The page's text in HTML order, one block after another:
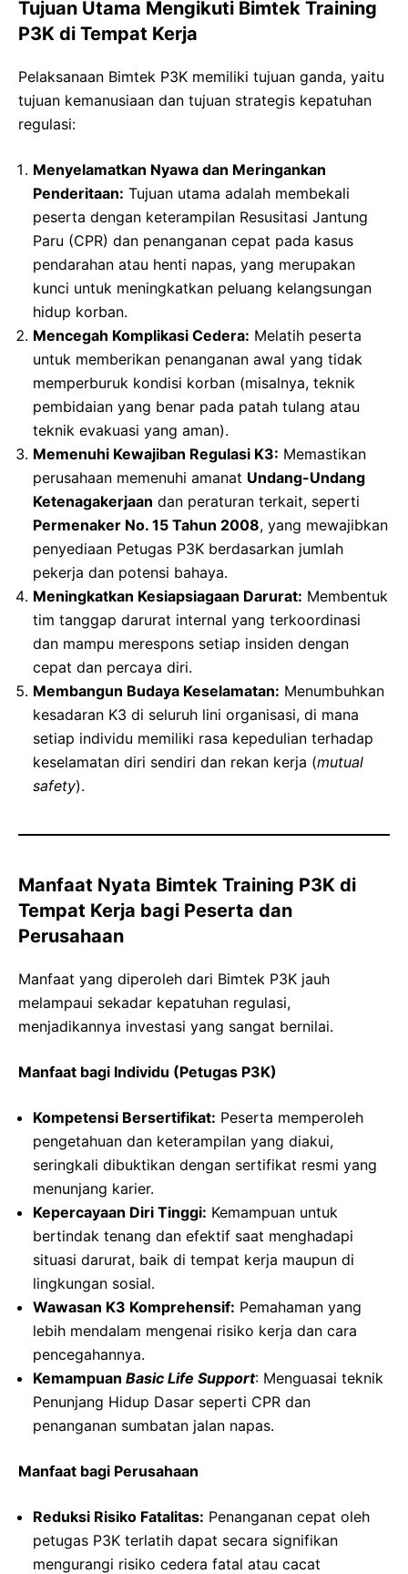
Tujuan Utama Mengikuti Bimtek Training
P3K di Tempat Kerja
Pelaksanaan Bimtek P3K memiliki tujuan ganda, yaitu
tujuan kemanusiaan dan tujuan strategis kepatuhan
regulasi:
Menyelamatkan Nyawa dan Meringankan
Penderitaan: Tujuan utama adalah membekali
peserta dengan keterampilan Resusitasi Jantung
Paru (CPR) dan penanganan cepat pada kasus
pendarahan atau henti napas, yang merupakan
kunci untuk meningkatkan peluang kelangsungan
hidup korban.
Mencegah Komplikasi Cedera: Melatih peserta
untuk memberikan penanganan awal yang tidak
memperburuk kondisi korban (misalnya, teknik
pembidaian yang benar pada patah tulang atau
teknik evakuasi yang aman).
Memenuhi Kewajiban Regulasi K3: Memastikan
perusahaan memenuhi amanat Undang-Undang
Ketenagakerjaan dan peraturan terkait, seperti
Permenaker No. 15 Tahun 2008, yang mewajibkan
penyediaan Petugas P3K berdasarkan jumlah
pekerja dan potensi bahaya.
Meningkatkan Kesiapsiagaan Darurat: Membentuk
tim tanggap darurat internal yang terkoordinasi
dan mampu merespons setiap insiden dengan
cepat dan percaya diri.
Membangun Budaya Keselamatan: Menumbuhkan
kesadaran K3 di seluruh lini organisasi, di mana
setiap individu memiliki rasa kepedulian terhadap
keselamatan diri sendiri dan rekan kerja (mutual
safety).
Manfaat Nyata Bimtek Training P3K di
Tempat Kerja bagi Peserta dan
Perusahaan
Manfaat yang diperoleh dari Bimtek P3K jauh
melampaui sekadar kepatuhan regulasi,
menjadikannya investasi yang sangat bernilai.
Manfaat bagi Individu (Petugas P3K)
Kompetensi Bersertifikat: Peserta memperoleh
pengetahuan dan keterampilan yang diakui,
seringkali dibuktikan dengan sertifikat resmi yang
menunjang karier.
Kepercayaan Diri Tinggi: Kemampuan untuk
bertindak tenang dan efektif saat menghadapi
situasi darurat, baik di tempat kerja maupun di
lingkungan sosial.
Wawasan K3 Komprehensif: Pemahaman yang
lebih mendalam mengenai risiko kerja dan cara
pencegahannya.
Kemampuan Basic Life Support: Menguasai teknik
Penunjang Hidup Dasar seperti CPR dan
penanganan sumbatan jalan napas.
Manfaat bagi Perusahaan
Reduksi Risiko Fatalitas: Penanganan cepat oleh
petugas P3K terlatih dapat secara signifikan
mengurangi risiko cedera fatal atau cacat